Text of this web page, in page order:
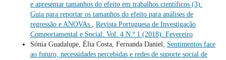
e apresentar tamanhos do efeito em trabalhos científicos (3):
Guia para reportar os tamanhos do efeito para análises de
regressão e ANOVAs , Revista Portuguesa de Investigação
Comportamental e Social: Vol. 4 N.º 1 (2018): Fevereiro
Sónia Guadalupe, Élia Costa, Fernanda Daniel, Sentimentos face
ao futuro, necessidades percebidas e redes de suporte social de